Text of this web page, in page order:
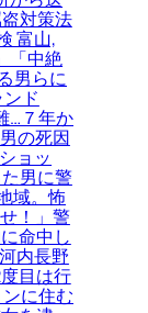
対策法
富山,
「中絶
男らに
ド
…７年か
の死因
ョッ
男に警
域。怖
！」警
命中し
内長野
目は行
に住む